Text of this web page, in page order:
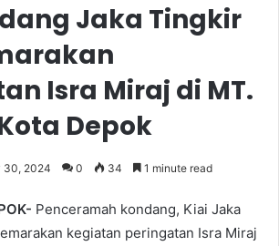
Jaka Tingkir
Isra Miraj di MT.
Depok
30, 2024 0 34 1 minute read
Penceramah kondang, Kiai Jaka
kegiatan peringatan Isra Miraj